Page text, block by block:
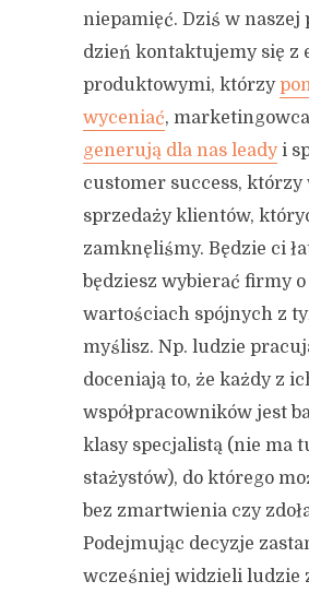
niepamięć. Dziś w naszej
dzień kontaktujemy się z
produktowymi, którzy
wyceniać,
generują dla nas leadyi
customer success, którzy
sprzedaży klientów,
zamknęliśmy. Będzie ci
będziesz wybierać firmy
wartościach spójnych z
myślisz. Np. ludzie
doceniają to, że każdy z
współpracowników jest
klasy specjalistą (nie ma
stażystów), do którego
bez zmartwienia czy
Podejmując decyzje
wcześniej widzieli ludzie